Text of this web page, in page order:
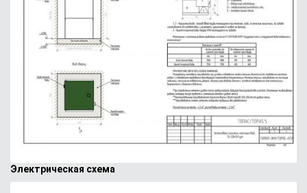
Электрическая схема